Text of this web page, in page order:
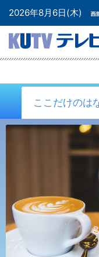
2026年8月6日(木)
ここだけのは